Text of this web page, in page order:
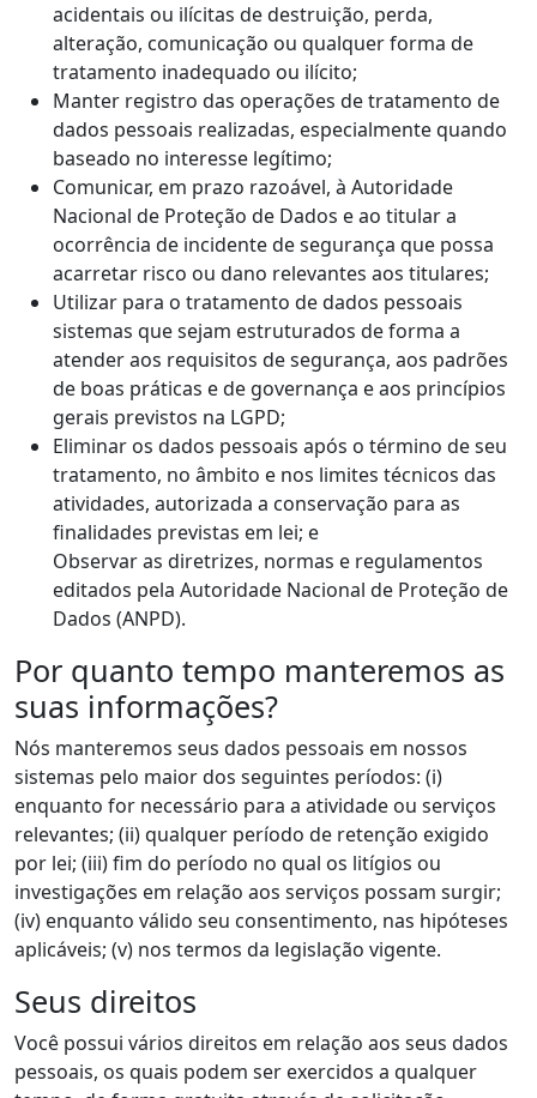
acidentais ou ilícitas de destruição, perda,
alteração, comunicação ou qualquer forma de
tratamento inadequado ou ilícito;
Manter registro das operações de tratamento de
dados pessoais realizadas, especialmente quando
baseado no interesse legítimo;
Comunicar, em prazo razoável, à Autoridade
Nacional de Proteção de Dados e ao titular a
ocorrência de incidente de segurança que possa
acarretar risco ou dano relevantes aos titulares;
Utilizar para o tratamento de dados pessoais
sistemas que sejam estruturados de forma a
atender aos requisitos de segurança, aos padrões
de boas práticas e de governança e aos princípios
gerais previstos na LGPD;
Eliminar os dados pessoais após o término de seu
tratamento, no âmbito e nos limites técnicos das
atividades, autorizada a conservação para as
finalidades previstas em lei; e
Observar as diretrizes, normas e regulamentos
editados pela Autoridade Nacional de Proteção de
Dados (ANPD).
Por quanto tempo manteremos as
suas informações?
Nós manteremos seus dados pessoais em nossos
sistemas pelo maior dos seguintes períodos: (i)
enquanto for necessário para a atividade ou serviços
relevantes; (ii) qualquer período de retenção exigido
por lei; (iii) fim do período no qual os litígios ou
investigações em relação aos serviços possam surgir;
(iv) enquanto válido seu consentimento, nas hipóteses
aplicáveis; (v) nos termos da legislação vigente.
Seus direitos
Você possui vários direitos em relação aos seus dados
pessoais, os quais podem ser exercidos a qualquer